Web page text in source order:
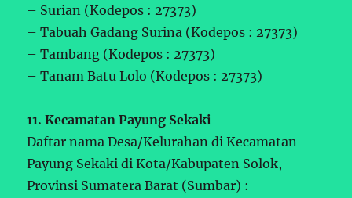
– Surian (Kodepos : 27373)
– Tabuah Gadang Surina (Kodepos : 27373)
– Tambang (Kodepos : 27373)
– Tanam Batu Lolo (Kodepos : 27373)
11. Kecamatan Payung Sekaki
Daftar nama Desa/Kelurahan di Kecamatan
Payung Sekaki di Kota/Kabupaten Solok,
Provinsi Sumatera Barat (Sumbar) :